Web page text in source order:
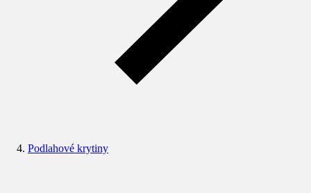
Podlahové krytiny